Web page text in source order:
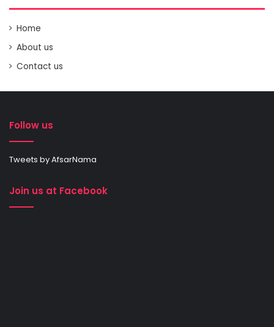
Home
About us
Contact us
Follow us
Tweets by AfsarNama
Join us at Facebook